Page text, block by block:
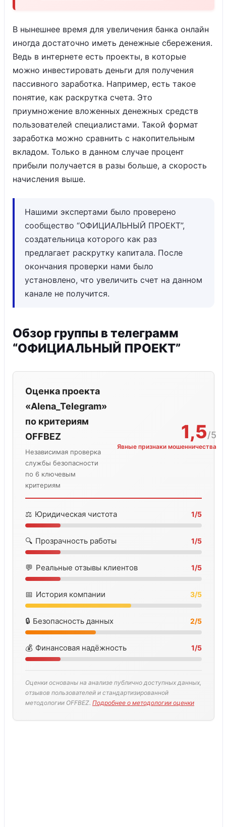
В нынешнее время для увеличения банка онлайн
иногда достаточно иметь денежные сбережения.
Ведь в интернете есть проекты, в которые
можно инвестировать деньги для получения
пассивного заработка. Например, есть такое
понятие, как раскрутка счета. Это
приумножение вложенных денежных средств
пользователей специалистами. Такой формат
заработка можно сравнить с накопительным
вкладом. Только в данном случае процент
прибыли получается в разы больше, а скорость
начисления выше.
Нашими экспертами было проверено
сообщество “ОФИЦИАЛЬНЫЙ ПРОЕКТ”,
создательница которого как раз
предлагает раскрутку капитала. После
окончания проверки нами было
установлено, что увеличить счет на данном
канале не получится.
Обзор группы в телеграмм
“ОФИЦИАЛЬНЫЙ ПРОЕКТ️”
Оценка проекта
«AIena_TeIegram»
по критериям
OFFBEZ
Независимая проверка
службы безопасности
по 6 ключевым
критериям
1,5/5
Явные признаки мошенничества
⚖️ Юридическая чистота 1/5
🔍 Прозрачность работы 1/5
💬 Реальные отзывы клиентов 1/5
📅 История компании 3/5
🔒 Безопасность данных 2/5
💰 Финансовая надёжность 1/5
Оценки основаны на анализе публично доступных данных,
отзывов пользователей и стандартизированной
методологии OFFBEZ. Подробнее о методологии оценки